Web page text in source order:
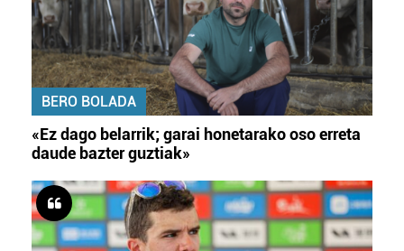
BERO BOLADA
«Ez dago belarrik; garai honetarako oso erreta
daude bazter guztiak»